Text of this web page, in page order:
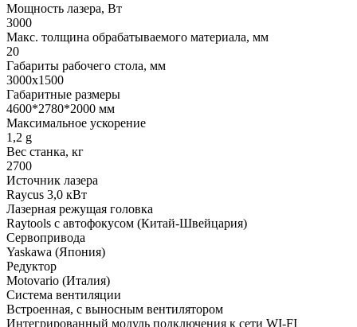
Мощность лазера, Вт
3000
Макс. толщина обрабатываемого материала, мм
20
Габариты рабочего стола, мм
3000х1500
Габаритные размеры
4600*2780*2000 мм
Максимальное ускорение
1,2 g
Вес станка, кг
2700
Источник лазера
Raycus 3,0 кВт
Лазерная режущая головка
Raytools с автофокусом (Китай-Швейцария)
Сервопривода
Yaskawa (Япония)
Редуктор
Motovario (Италия)
Система вентиляции
Встроенная, с выносным вентилятором
Интегрированный модуль подключения к сети WI-FI